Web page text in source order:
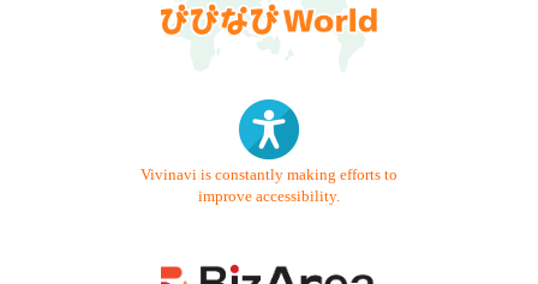
Vivinavi is constantly making efforts to
improve accessibility.